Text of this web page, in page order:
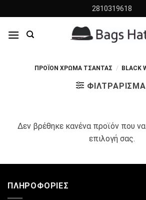
to
content
2810319618
ΠΡΟΪΌΝ ΧΡΩΜΑ ΤΣΆΝΤΑΣ / BLACK
ΦΙΛΤΡΆΡΙΣΜΑ
Δεν βρέθηκε κανένα προϊόν που να
επιλογή σας.
ΠΛΗΡΟΦΟΡΊΕΣ